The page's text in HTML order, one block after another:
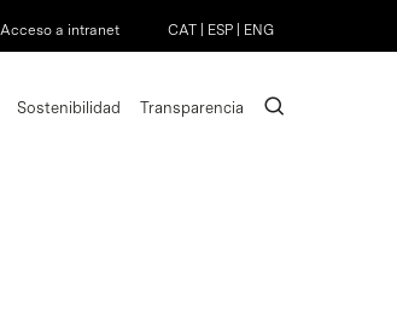
Acceso a intranet CAT ESP ENG
Sostenibilidad Transparencia search